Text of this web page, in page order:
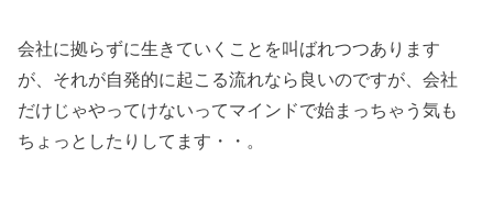
会社に拠らずに生きていくことを叫ばれつつあります
が、それが自発的に起こる流れなら良いのですが、会社
だけじゃやってけないってマインドで始まっちゃう気も
ちょっとしたりしてます・・。